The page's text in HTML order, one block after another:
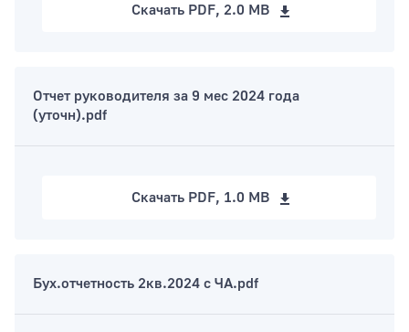
Скачать PDF, 2.0 MB
Отчет руководителя за 9 мес 2024 года
(уточн).pdf
Скачать PDF, 1.0 MB
Бух.отчетность 2кв.2024 с ЧА.pdf